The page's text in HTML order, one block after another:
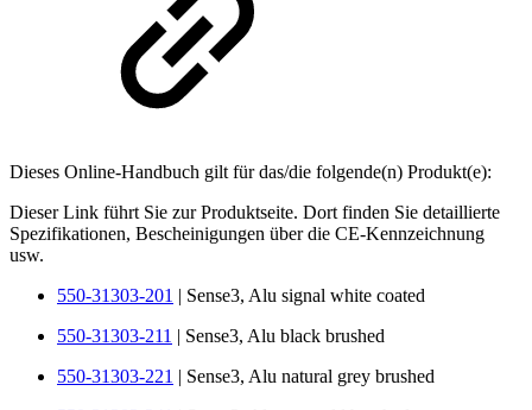
Dieses Online-Handbuch gilt für das/die folgende(n) Produkt(e):
Dieser Link führt Sie zur Produktseite. Dort finden Sie detaillierte
Spezifikationen, Bescheinigungen über die CE-Kennzeichnung
usw.
550-31303-201 | Sense3, Alu signal white coated
550-31303-211 | Sense3, Alu black brushed
550-31303-221 | Sense3, Alu natural grey brushed